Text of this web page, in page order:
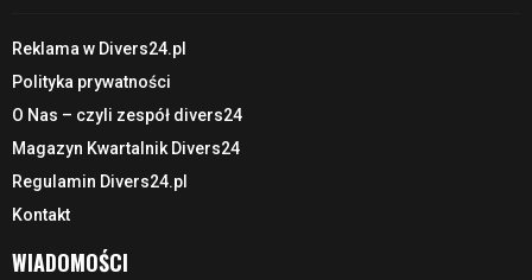
Reklama w Divers24.pl
Polityka prywatności
O Nas – czyli zespół divers24
Magazyn Kwartalnik Divers24
Regulamin Divers24.pl
Kontakt
WIADOMOŚCI